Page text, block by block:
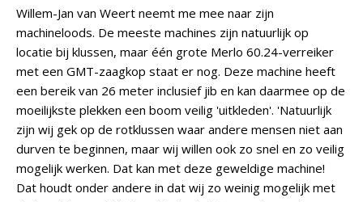
Willem-Jan van Weert neemt me mee naar zijn
machineloods. De meeste machines zijn natuurlijk op
locatie bij klussen, maar één grote Merlo 60.24-verreiker
met een GMT-zaagkop staat er nog. Deze machine heeft
een bereik van 26 meter inclusief jib en kan daarmee op de
moeilijkste plekken een boom veilig 'uitkleden'. 'Natuurlijk
zijn wij gek op de rotklussen waar andere mensen niet aan
durven te beginnen, maar wij willen ook zo snel en zo veilig
mogelijk werken. Dat kan met deze geweldige machine!
Dat houdt onder andere in dat wij zo weinig mogelijk met